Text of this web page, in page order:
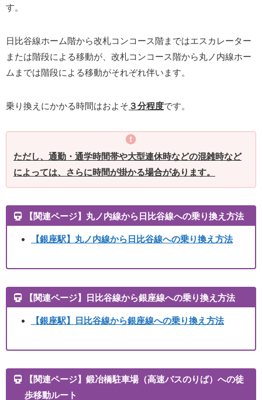
す。
日比谷線ホーム階から改札コンコース階まではエスカレーター
または階段による移動が、改札コンコース階から丸ノ内線ホー
ムまでは階段による移動がそれぞれ伴います。
乗り換えにかかる時間はおよそ ３分程度です。
ただし、通勤・通学時間帯や大型連休時などの混雑時など
によっては、さらに時間が掛かる場合があります。
【関連ページ】丸ノ内線から日比谷線への乗り換え方法
【銀座駅】丸ノ内線から日比谷線への乗り換え方法
【関連ページ】日比谷線から銀座線への乗り換え方法
【銀座駅】 日比谷線から銀座線への乗り換え方法
【関連ページ】鍛冶橋駐車場（高速バスのりば）への徒
歩移動ルート